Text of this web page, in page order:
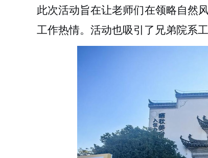
此次活动旨在让老师们在领略自然
工作热情。 活动也吸引了兄弟院系